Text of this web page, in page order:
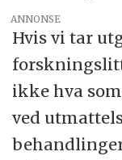
ANNONSE
Hvis vi tar
ikke hva
ved